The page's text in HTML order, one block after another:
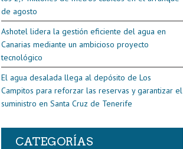
de agosto
Ashotel lidera la gestión eficiente del agua en
Canarias mediante un ambicioso proyecto
tecnológico
El agua desalada llega al depósito de Los
Campitos para reforzar las reservas y garantizar el
suministro en Santa Cruz de Tenerife
CATEGORÍAS